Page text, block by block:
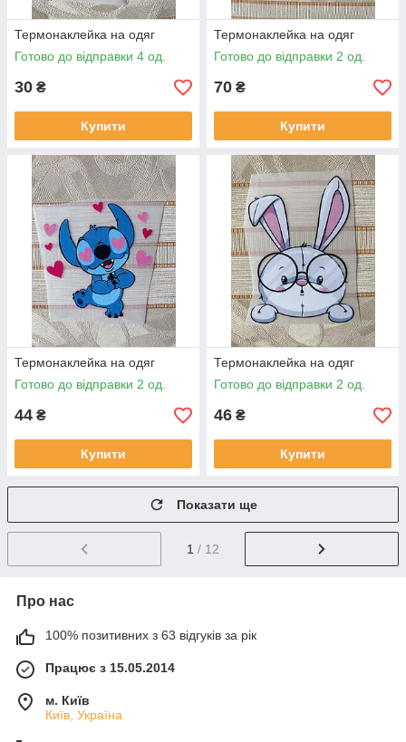
Термонаклейка на одяг
Готово до відправки 4 од.
30 ₴
Купити
Термонаклейка на одяг
Готово до відправки 2 од.
70 ₴
Купити
Термонаклейка на одяг
Готово до відправки 2 од.
44 ₴
Купити
Термонаклейка на одяг
Готово до відправки 2 од.
46 ₴
Купити
Показати ще
1 / 12
Про нас
100% позитивних з 63 відгуків за рік
Працює з 15.05.2014
м. Київ
Київ, Україна